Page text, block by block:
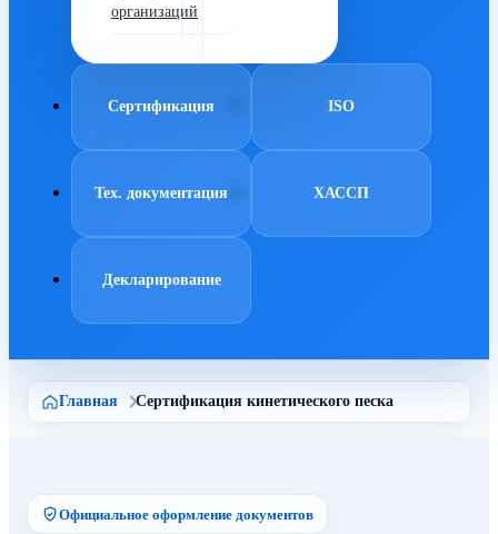
организаций
Сертификация ISO
Тех. документация ХАССП
Декларирование
Главная Сертификация кинетического песка
Официальное оформление документов